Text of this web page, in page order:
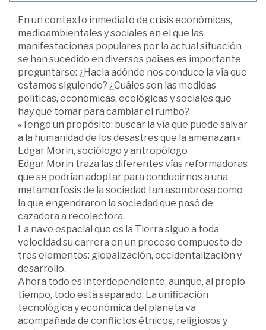
En un contexto inmediato de crisis económicas,
medioambientales y sociales en el que las
manifestaciones populares por la actual situación
se han sucedido en diversos países es importante
preguntarse: ¿Hacia adónde nos conduce la vía que
estamos siguiendo? ¿Cuáles son las medidas
políticas, económicas, ecológicas y sociales que
hay que tomar para cambiar el rumbo?
«Tengo un propósito: buscar la vía que puede salvar
a la humanidad de los desastres que la amenazan.»
Edgar Morin, sociólogo y antropólogo
Edgar Morin traza las diferentes vías reformadoras
que se podrían adoptar para conducirnos a una
metamorfosis de la sociedad tan asombrosa como
la que engendraron la sociedad que pasó de
cazadora a recolectora.
La nave espacial que es la Tierra sigue a toda
velocidad su carrera en un proceso compuesto de
tres elementos: globalización, occidentalización y
desarrollo.
Ahora todo es interdependiente, aunque, al propio
tiempo, todo está separado. La unificación
tecnológica y económica del planeta va
acompañada de conflictos étnicos, religiosos y